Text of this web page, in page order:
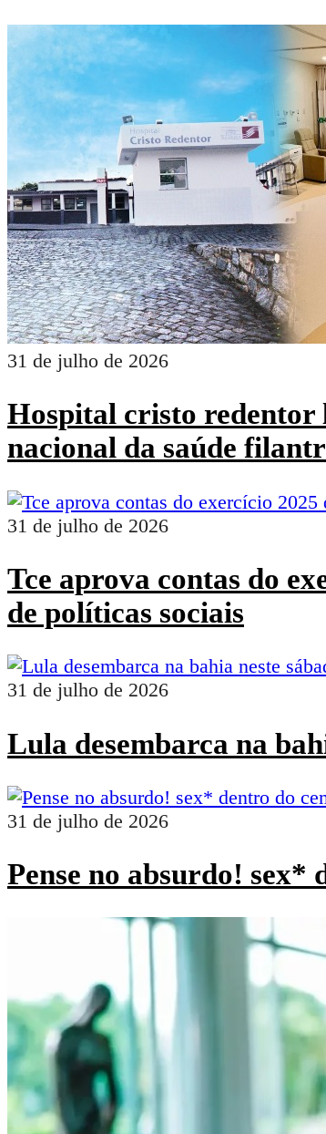
31 de julho de 2026
Hospital cristo redentor
nacional da saúde
31 de julho de 2026
Tce aprova contas do
de políticas sociais
31 de julho de 2026
Lula desembarca na
31 de julho de 2026
Pense no absurdo! sex*